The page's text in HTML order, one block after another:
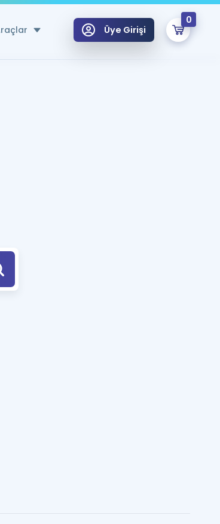
Aracı
için Öneriler
Haberler
Üye Girişi
0
sınava hazırlayacak onlarca eğitim seni bekliyor!